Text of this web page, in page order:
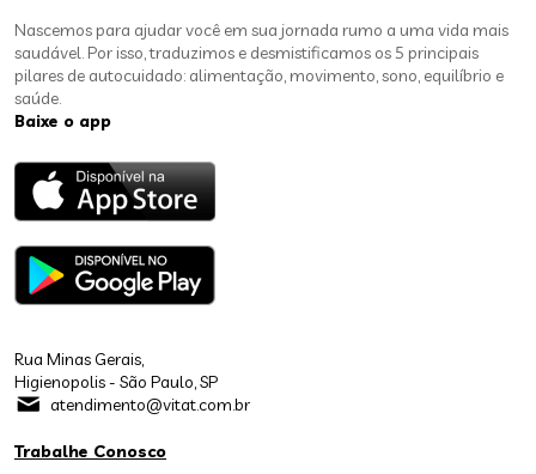
Nascemos para ajudar você em sua jornada rumo a uma vida mais
saudável. Por isso, traduzimos e desmistificamos os 5 principais
pilares de autocuidado: alimentação, movimento, sono, equilíbrio e
saúde.
Baixe o app
Rua Minas Gerais,
Higienopolis - São Paulo, SP
atendimento@vitat.com.br
Trabalhe Conosco